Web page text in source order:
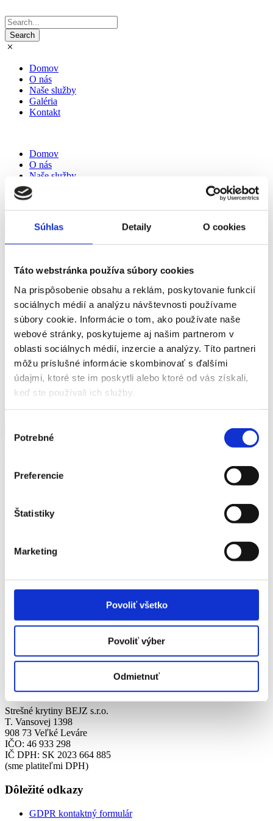
Súhlas Detaily O cookies
Táto webstránka používa súbory cookies
Na prispôsobenie obsahu a reklám, poskytovanie funkcií
sociálnych médií a analýzu návštevnosti používame
súbory cookie. Informácie o tom, ako používate naše
webové stránky, poskytujeme aj našim partnerom v
oblasti sociálnych médií, inzercie a analýzy. Títo partneri
môžu príslušné informácie skombinovať s ďalšími
údajmi, ktoré ste im poskytli alebo ktoré od vás získali,
keď ste používali ich služby.
súhlasu
Potrebné
Preferencie
Štatistiky
Marketing
Povoliť všetko
Povoliť výber
Odmietnuť
Domov
O nás
Naše služby
Galéria
Kontakt
Domov
O nás
Naše služby
Galéria
Kontakt
Nezaradené
máj
Ahoj svet!
21. mája 2023 k1tek
Nezaradené
Vitajte vo WordPress. Toto je váš prvý článok. Upravte ho alebo
zmažte a začnite písať!
Ahoj svet!
Najnovšie komentáre
Kontaktné údaje
Email:
stresnekrytinybejz@gmail.com
Mobil:
+ 421 (0)949 442 467
Fakturačné údaje
Strešné krytiny BEJZ s.r.o.
T. Vansovej 1398
908 73 Veľké Leváre
IČO: 46 933 298
IČ DPH: SK 2023 664 885
(sme platiteľmi DPH)
Dôležité odkazy
GDPR kontaktný formulár